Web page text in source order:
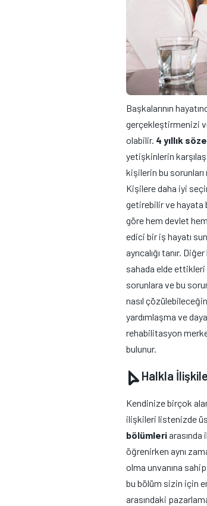
Başkalarının
gerçekleştirmenizi
olabilir. 4 yıllık
yetişkinlerin
kişilerin bu
Kişilere daha iyi
getirebilir ve hayata
göre hem devlet
edici bir iş hayatı
ayrıcalığı tanır.
sahada elde ettikleri
sorunlara ve bu
nasıl
yardımlaşma ve
rehabilitasyon
bulunur.
Halkla
Kendinize birçok
ilişkileri listenizde
bölümleri
öğrenirken aynı
olma unvanına
bu bölüm sizin için
arasındaki